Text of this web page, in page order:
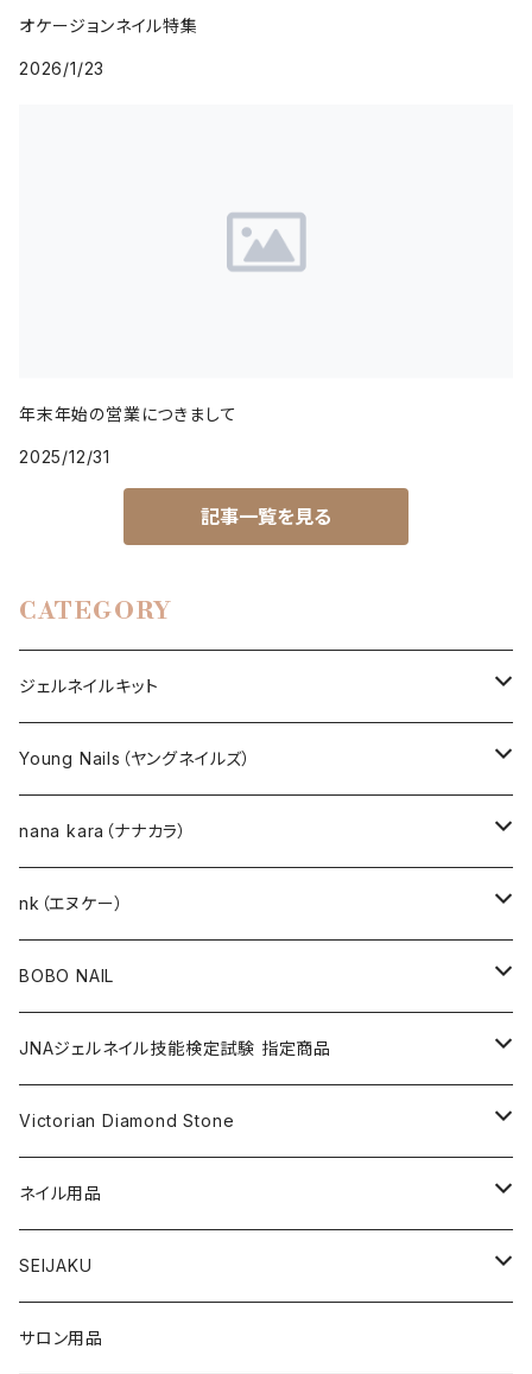
オケージョンネイル特集
2026/1/23
年末年始の営業につきまして
2025/12/31
記事一覧を見る
CATEGORY
ジェルネイルキット
選べるジェルネイルキット
ネイルアート作成キット
Young Nails（ヤングネイルズ）
BEST SELLERS（ベストセラー）
KITS（キット）
ACRYLIC（アクリル）
ACRYLIC POWDER（アクリルパウダー）
NAIL LIQUID（ネイルリキッド）
DIP & COLOR ACRYLIC POWDERS
DIP AND COLOR ACRYLIC POWDERS
KITS（キット）
GEL（ジェル）
SYNERGY GEL（シナジージェル）
PRECISION GEL APPLICATORS
ACCESSORIES（アクセサリー）
E-FILE & BITS（電子ファイルとビット）
DUST COLLECTOR（集塵機）
NAIL POLISH（ネイルポリッシュ）
YN NAIL POLISH（ネイルポリッシュ）
NAIL ART（ネイルアート）
nana kara（ナナカラ）
GEL NAIL
nana kara [3g] （ナナカラ）
nana kara petit [1g] （ナナカラ プチ）
トップジェル
NAIL ART
ネイルパーツ
ネイルストーンパーツ
NAIL TIPS
NAIL TOOL
ブラシ
ネイルファイル
NAIL PREPS
LED/UVライト
nk（エヌケー）
GEL NAIL
3Dジェル
ベースジェル
NAIL ART
ネイルパーツ
パウダー
NAIL TOOL
フットファイル
NAIL PREPS
BOBO NAIL
セット
単品
JNAジェルネイル技能検定試験 指定商品
クリアジェル
カラージェル 赤指定色
Victorian Diamond Stone
50粒入り
1,440粒入り（大容量）
スノーフレイクシリーズ
ネイル用品
コリンスキー アクリルブラシ
浦和工業・ウラワ（URAWA）
SEIJAKU
SHIRT
サロン用品